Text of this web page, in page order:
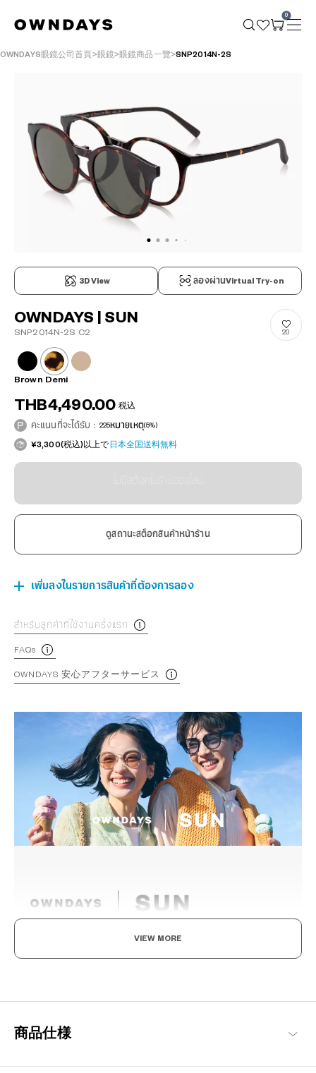
0
OWNDAYS眼鏡公司首頁 眼鏡 眼鏡商品一覽 SNP2014N-2S
3D View ลองผ่านVirtual Try-on
OWNDAYS | SUN
SNP2014N-2S C2 20
Brown Demi
THB4,490.00 税込
คะแนนที่จะได้รับ： 225หมายเหตุ(5%)
¥3,300(税込)以上で 日本全国送料無料
ดูสถานะสต็อกสินค้าหน้าร้าน
เพิ่มลงในรายการสินค้าที่ต้องการลอง
สำหรับลูกค้าที่ใช้งานครั้งแรก
FAQs
OWNDAYS 安心アフターサービス
感受阳光，为之着迷。
OWNDAYS | SUN 商品一览
VIEW MORE
商品仕様